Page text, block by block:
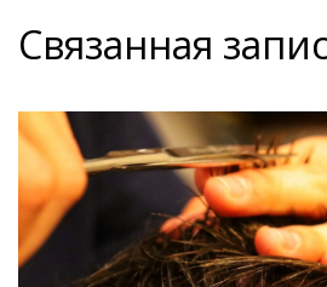
Связанная